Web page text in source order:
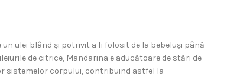
ulei blând și potrivit a fi folosit de la bebeluși până
de citrice, Mandarina e aducătoare de stări de
sistemelor corpului, contribuind astfel la